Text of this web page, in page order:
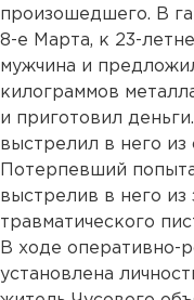
произошедшего. В
8-е Марта, к 23-
мужчина и
килограммов
и приготовил
выстрелил в него из
Потерпевший
выстрелив в него из
травматического
В ходе оперативно-
установлена